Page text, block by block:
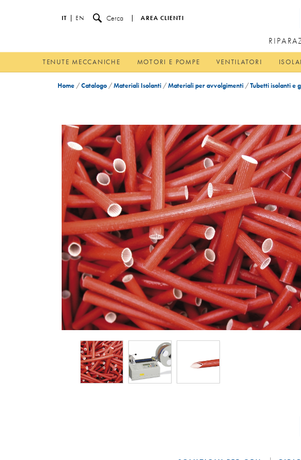
IT EN Cerca AREA CLIENTI
TENUTE MECCANICHE MOTORI E POMPE VENTILATORI
Home /Catalogo /Materiali Isolanti /Materiali per avvolgimenti /Tubetti isolanti e